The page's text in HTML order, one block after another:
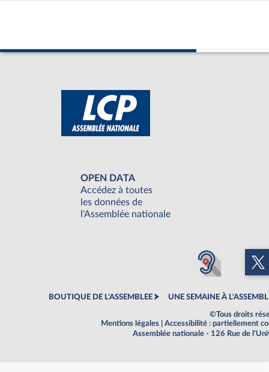
OPEN DATA
Accédez à toutes
les données de
l'Assemblée nationale
BOUTIQUE DE L'ASSEMBLEE UNE SEMAINE À
©Tous droits
Mentions légales
Accessibilité : partiellement
Assemblée nationale - 126 Rue de